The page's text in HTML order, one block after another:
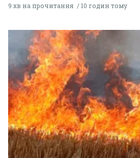
9 хв на прочитання 10 годин тому